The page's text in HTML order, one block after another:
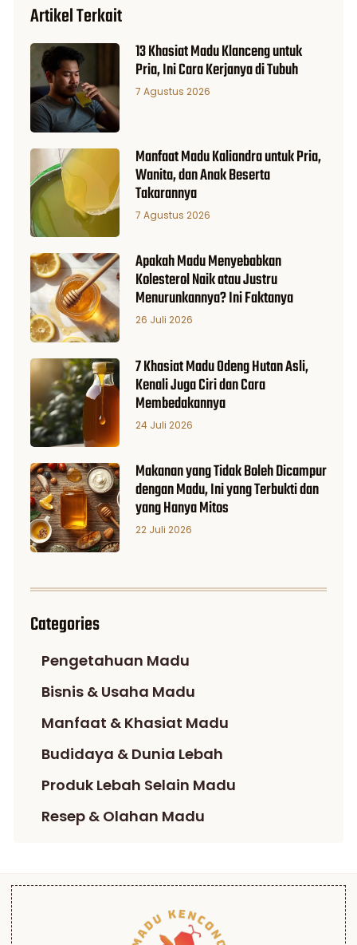
Artikel Terkait
13 Khasiat Madu Klanceng untuk
Pria, Ini Cara Kerjanya di Tubuh
7 Agustus 2026
Manfaat Madu Kaliandra untuk Pria,
Wanita, dan Anak Beserta
Takarannya
7 Agustus 2026
Apakah Madu Menyebabkan
Kolesterol Naik atau Justru
Menurunkannya? Ini Faktanya
26 Juli 2026
7 Khasiat Madu Odeng Hutan Asli,
Kenali Juga Ciri dan Cara
Membedakannya
24 Juli 2026
Makanan yang Tidak Boleh Dicampur
dengan Madu, Ini yang Terbukti dan
yang Hanya Mitos
22 Juli 2026
Categories
Pengetahuan Madu
Bisnis & Usaha Madu
Manfaat & Khasiat Madu
Budidaya & Dunia Lebah
Produk Lebah Selain Madu
Resep & Olahan Madu